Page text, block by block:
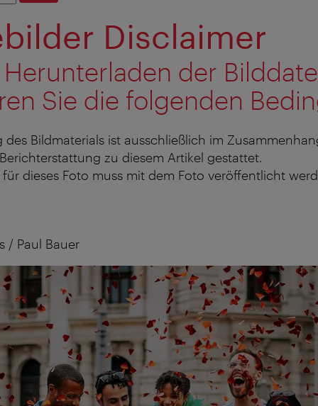
Disclaimer
der
Sie die folgenden
des Bildmaterials ist ausschließlich im
zu diesem Artikel gestattet.
dieses Foto muss mit dem Foto veröffentlicht
/ Paul Bauer